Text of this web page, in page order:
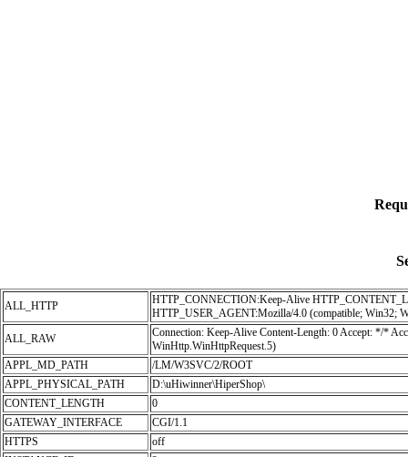
ALL_HTTP
HTTP_CONNECTION:Keep-Alive
HTTP_USER_AGENT:Mozilla/4.0 (compatible; Win32;
ALL_RAW
Connection: Keep-Alive Content-Length: 0 Accept: */*
WinHttp.WinHttpRequest.5)
APPL_MD_PATH
/LM/W3SVC/2/ROOT
APPL_PHYSICAL_PATH
D:\uHiwinner\HiperShop\
CONTENT_LENGTH
0
GATEWAY_INTERFACE
CGI/1.1
HTTPS
off